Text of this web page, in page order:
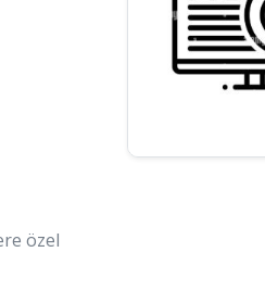
özel